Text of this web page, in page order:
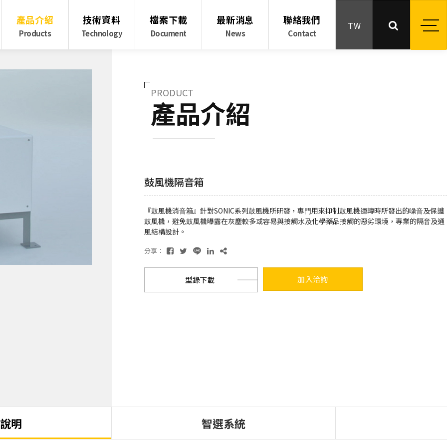
產品介紹
Products
技術資料
Technology
檔案下載
Document
最新消息
News
聯絡我們
Contact
TW
PRODUCT
產品介紹
鼓風機隔音箱
『⿎風機消⾳箱』針對SONIC系列⿎風機所研發，專⾨⽤來抑制⿎風機運轉時所發出的噪⾳及保護
⿎風機，避免⿎風機曝露在灰塵較多或容易與接觸⽔及化學藥品接觸的惡劣環境，專業的隔⾳及通
風結構設計。
分享：
型錄下載 加入洽詢
明 智選系統